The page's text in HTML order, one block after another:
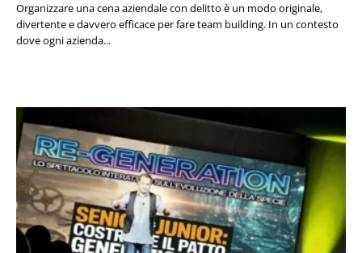
Organizzare una cena aziendale con delitto è un modo originale,
divertente e davvero efficace per fare team building. In un contesto
dove ogni azienda...